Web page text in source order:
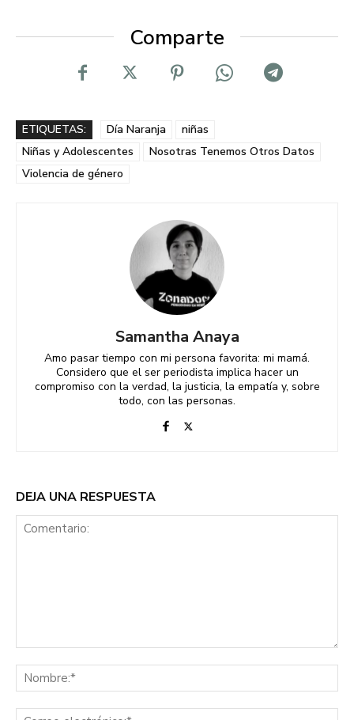
Comparte
ETIQUETAS: Día Naranja
niñas
Niñas y Adolescentes
Nosotras Tenemos Otros Datos
Violencia de género
Samantha Anaya
Amo pasar tiempo con mi persona favorita: mi mamá.
Considero que el ser periodista implica hacer un
compromiso con la verdad, la justicia, la empatía y, sobre
todo, con las personas.
DEJA UNA RESPUESTA